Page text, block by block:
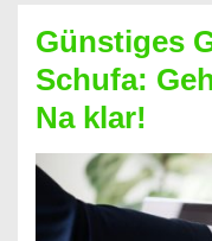
dabei
profitieren
–
So
funktioniert’s
Günstiges
Schufa:
Na klar!